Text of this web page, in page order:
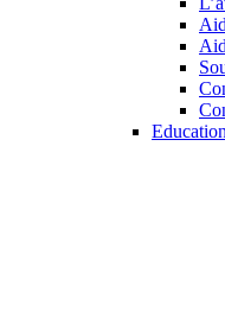
Education